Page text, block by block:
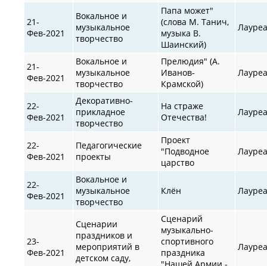
21-
Фев-2021
Вокальное и
музыкальное
творчество
Папа может"
(слова М. Танич,
музыка В.
Шаинский)
21-
Фев-2021
Вокальное и
музыкальное
творчество
Прелюдия" (А.
Иванов-
Крамской)
22-
Фев-2021
Декоративно-
прикладное
творчество
На страже
Отечества!
22-
Фев-2021
Педагогические
проекты
Проект
"Подводное
царство
22-
Фев-2021
Вокальное и
музыкальное
творчество
Клён
23-
Фев-2021
Сценарии
праздников и
мероприятий в
детском саду,
Сценарий
музыкально-
спортивного
праздника